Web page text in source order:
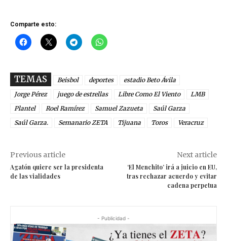
Comparte esto:
TEMAS Beisbol deportes
estadio Beto Ávila
Jorge Pérez
juego de estrellas Libre Como El Viento
LMB
Plantel
Roel Ramírez Samuel Zazueta
Saúl Garza
Saúl Garza.
Semanario ZETA Tijuana Toros Veracruz
Previous article
Agatón quiere ser la presidenta
de las vialidades
Next article
‘El Menchito’ irá a juicio en EU,
tras rechazar acuerdo y evitar
cadena perpetua
- Publicidad -